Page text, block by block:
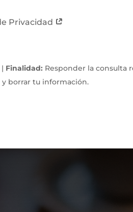
Privacidad
Finalidad: Responder la consulta
borrar tu información.